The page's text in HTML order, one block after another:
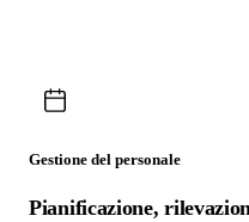
Gestione del personale
Pianificazione,